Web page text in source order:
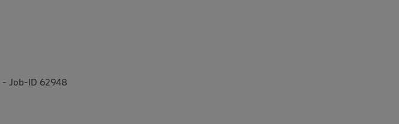
- Job-ID 62948